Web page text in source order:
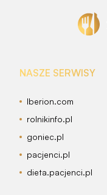
NASZE SERWISY
Iberion.com
rolnikinfo.pl
goniec.pl
pacjenci.pl
dieta.pacjenci.pl